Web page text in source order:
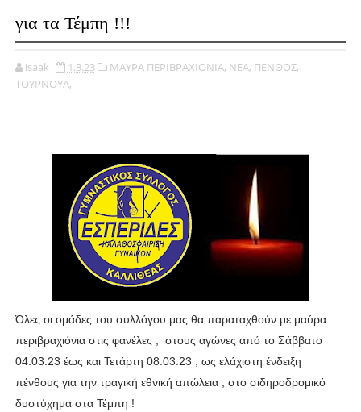
για τα Τέμπη !!!
isaak 1.3.23 ΜΑΥΡΑ ΠΕΡΙΒΡΑΧΙΟΝΙΑ, ΝΕΑ, ΠΕΝΘΟΣ,
ΤΟΥΡΝΟΥΑ,
Όλες οι ομάδες του συλλόγου μας θα παραταχθούν με μαύρα
περιβραχιόνια στις φανέλες , στους αγώνες από το Σάββατο
04.03.23 έως και Τετάρτη 08.03.23 , ως ελάχιστη ένδειξη
πένθους για την τραγική εθνική απώλεια , στο σιδηροδρομικό
δυστύχημα στα Τέμπη !